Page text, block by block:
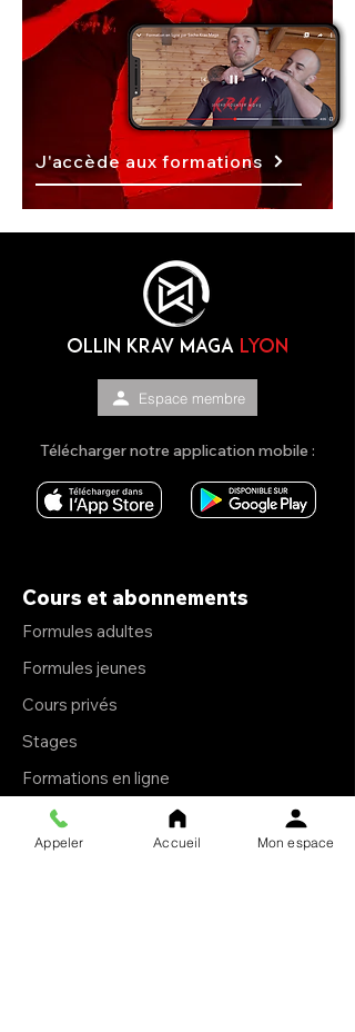
J'accède aux formations
OLLIN KRAV MAGA lyon
Espace membre
Télécharger notre application mobile :
Cours et abonnements
Formules adultes
Formules jeunes
Cours privés
Stages
Formations en ligne
E-books
Livres brochés
Appeler Accueil Mon espace